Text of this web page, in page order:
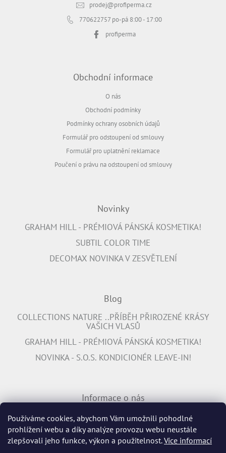
Používáme cookies, abychom Vám umožnili pohodlné
prohlížení webu a díky analýze provozu webu neustále
zlepšovali jeho funkce, výkon a použitelnost.Více informací
prodej@profiperma.cz
770622757 po-pá 8:00 - 17:00
profiperma
Obchodní informace
O nás
Obchodní podmínky
Podmínky ochrany osobních údajů
Formulář pro odstoupení od smlouvy
Formulář pro uplatnění reklamace
Poučení o právu na odstoupení od smlouvy
Novinky
GRAHAM HILL - PRÉMIOVÁ PÁNSKÁ KOSMETIKA!
SUBTIL COLOR TIME
DECOMAX NOVINKA V ZESVĚTLENÍ
Blog
COLLECTIONS NATURE ..PŘÍBĚH PŘIROZENÉ KRÁSY
VAŠICH VLASŮ
GRAHAM HILL - PRÉMIOVÁ PÁNSKÁ KOSMETIKA!
NOVINKA - S.O.S. KONDICIONÉR LEAVE-IN!
Informace o nás
PŘIPOJTE SE K NÁM
INFORMACE K DOPRAVĚ ZDARMA